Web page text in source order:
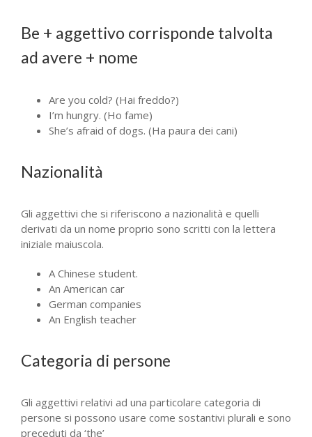
Be + aggettivo corrisponde talvolta
ad avere + nome
Are you cold? (Hai freddo?)
I’m hungry. (Ho fame)
She’s afraid of dogs. (Ha paura dei cani)
Nazionalità
Gli aggettivi che si riferiscono a nazionalità e quelli
derivati da un nome proprio sono scritti con la lettera
iniziale maiuscola.
A Chinese student.
An American car
German companies
An English teacher
Categoria di persone
Gli aggettivi relativi ad una particolare categoria di
persone si possono usare come sostantivi plurali e sono
preceduti da ‘the’